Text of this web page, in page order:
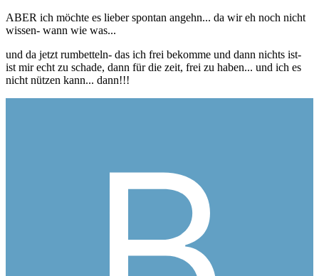
ABER ich möchte es lieber spontan angehn... da wir eh noch nicht
wissen- wann wie was...
und da jetzt rumbetteln- das ich frei bekomme und dann nichts ist-
ist mir echt zu schade, dann für die zeit, frei zu haben... und ich es
nicht nützen kann... dann!!!